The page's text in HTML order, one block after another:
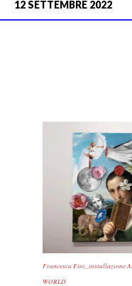
12 SETTEMBRE 2022
Francesca Fini_installazione
WORLD